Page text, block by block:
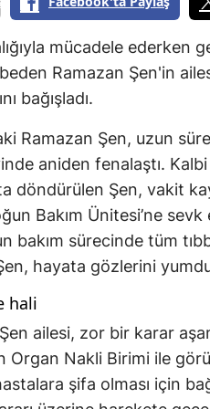
mücadele ederken
Ramazan Şen'in
bağışladı.
Ramazan Şen, uzun
aniden fenalaştı.
döndürülen Şen, vakit
Bakım Ünitesi’ne sevk
bakım sürecinde tüm
hayata gözlerini
hali
ailesi, zor bir karar
Organ Nakli Birimi ile
şifa olması için